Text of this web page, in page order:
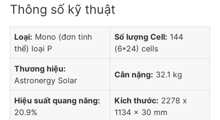
Thông số kỹ thuật
Loại: Mono (đơn tinh
thể) loại P
Số lượng Cell: 144
(6*24) cells
Thương hiệu:
Astronergy Solar
Cân nặng: 32.1 kg
Hiệu suất quang năng:
20.9%
Kích thước: 2278 x
1134 x 30 mm